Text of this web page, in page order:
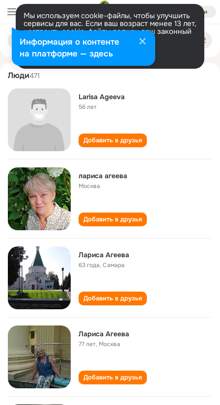
Войти
Мы используем cookie-файлы, чтобы улучшить
сервисы для вас. Если ваш возраст менее 13 лет,
настроить cookie-файлы должен ваш законный
представитель. Больше информации
Разрешить все Настроить
Поиск
людям
larisa ageeva
Люди471
Larisa Ageeva
56 лет
Добавить в друзья
лариса агеева
Москва
Добавить в друзья
Лариса Агеева
63 года,Самара
Добавить в друзья
Лариса Агеева
77 лет, Москва
Добавить в друзья
Информация о контенте
на платформе — здесь